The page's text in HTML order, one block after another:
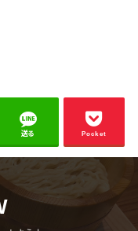
送る Pocket